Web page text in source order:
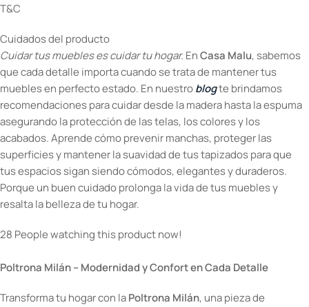
T&C
Cuidados del producto
Cuidar tus muebles es cuidar tu hogar. EnCasa Malu, sabemos
que cada detalle importa cuando se trata de mantener tus
muebles en perfecto estado. En nuestroblogte brindamos
recomendaciones para cuidar desde la madera hasta la espuma
asegurando la protección de las telas, los colores y los
acabados. Aprende cómo prevenir manchas, proteger las
superficies y mantener la suavidad de tus tapizados para que
tus espacios sigan siendo cómodos, elegantes y duraderos.
Porque un buen cuidado prolonga la vida de tus muebles y
resalta la belleza de tu hogar.
28 People watching this product now!
Poltrona Milán – Modernidad y Confort en Cada Detalle
Transforma tu hogar con laPoltrona Milán, una pieza de